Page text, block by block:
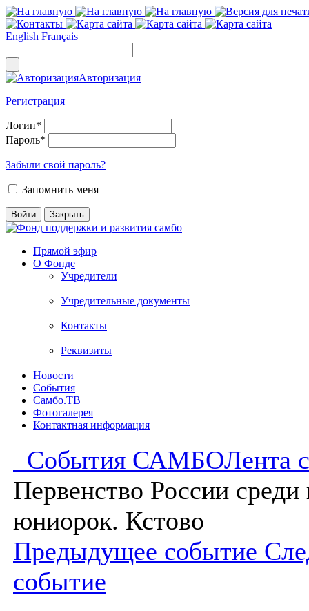
English Français
Авторизация
Регистрация
Логин*
Пароль*
Забыли свой пароль?
Запомнить меня
Прямой эфир
О Фонде
Учредители
Учредительные документы
Контакты
Реквизиты
Новости
События
Самбо.ТВ
Фотогалерея
Контактная информация
События САМБОЛента
Первенство России
юниорок. Кстово
Предыдущее событие
событие